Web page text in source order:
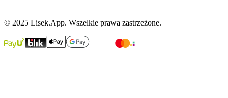
© 2025 Lisek.App. Wszelkie prawa zastrzeżone.